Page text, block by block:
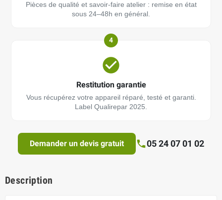
Pièces de qualité et savoir-faire atelier : remise en état
sous 24–48h en général.
4
Restitution garantie
Vous récupérez votre appareil réparé, testé et garanti.
Label Qualirepar 2025.
Demander un devis gratuit 05 24 07 01 02
Description